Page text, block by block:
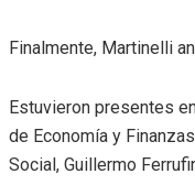
Finalmente, Martinelli
Estuvieron presentes
de Economía y
Social, Guillermo